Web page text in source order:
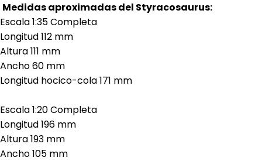
Medidas aproximadas del Styracosaurus:
Escala 1:35 Completa
Longitud 112 mm
Altura 111 mm
Ancho 60 mm
Longitud hocico-cola 171 mm
Escala 1:20 Completa
Longitud 196 mm
Altura 193 mm
Ancho 105 mm